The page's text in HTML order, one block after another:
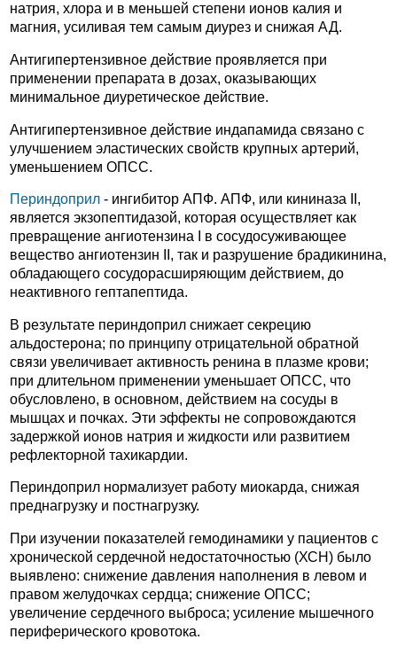
натрия, хлора и в меньшей степени ионов калия и
магния, усиливая тем самым диурез и снижая АД.
Антигипертензивное действие проявляется при
применении препарата в дозах, оказывающих
минимальное диуретическое действие.
Антигипертензивное действие индапамида связано с
улучшением эластических свойств крупных артерий,
уменьшением ОПСС.
Периндоприл - ингибитор АПФ. АПФ, или кининаза II,
является экзопептидазой, которая осуществляет как
превращение ангиотензина I в сосудосуживающее
вещество ангиотензин II, так и разрушение брадикинина,
обладающего сосудорасширяющим действием, до
неактивного гептапептида.
В результате периндоприл снижает секрецию
альдостерона; по принципу отрицательной обратной
связи увеличивает активность ренина в плазме крови;
при длительном применении уменьшает ОПСС, что
обусловлено, в основном, действием на сосуды в
мышцах и почках. Эти эффекты не сопровождаются
задержкой ионов натрия и жидкости или развитием
рефлекторной тахикардии.
Периндоприл нормализует работу миокарда, снижая
преднагрузку и постнагрузку.
При изучении показателей гемодинамики у пациентов с
хронической сердечной недостаточностью (ХСН) было
выявлено: снижение давления наполнения в левом и
правом желудочках сердца; снижение ОПСС;
увеличение сердечного выброса; усиление мышечного
периферического кровотока.